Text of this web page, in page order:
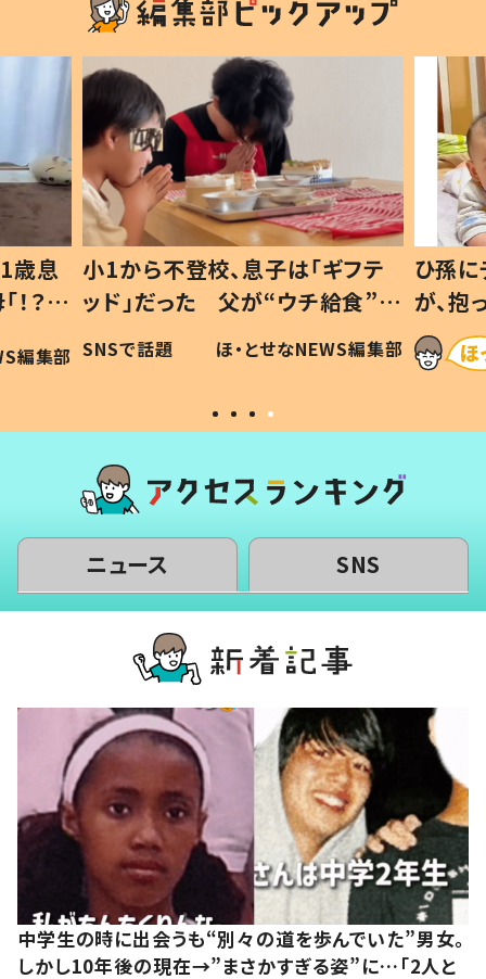
歳息
？」
編集部
小1から不登校、息子は「ギフテ
ッド」だった 父が“ウチ給食”を
作り続ける理由とは #令和の親
#令和の子
SNSで話題 ほ・とせなNEWS編集部
ひ孫
が、
「涙が
い」
ニュース SNS
中学生の時に出会うも“別々の道を歩んでいた”男女。
しかし10年後の現在→”まさかすぎる姿”に…「2人と